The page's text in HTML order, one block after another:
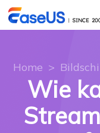
Home >
Wie